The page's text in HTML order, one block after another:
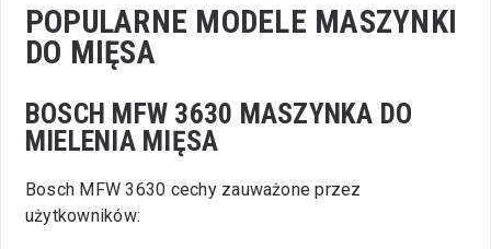
POPULARNE MODELE MASZYNKI
DO MIĘSA
BOSCH MFW 3630 MASZYNKA DO
MIELENIA MIĘSA
Bosch MFW 3630 cechy zauważone przez
użytkowników: